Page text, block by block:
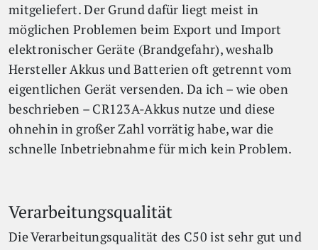
mitgeliefert. Der Grund dafür liegt meist in
möglichen Problemen beim Export und Import
elektronischer Geräte (Brandgefahr), weshalb
Hersteller Akkus und Batterien oft getrennt vom
eigentlichen Gerät versenden. Da ich – wie oben
beschrieben – CR123A-Akkus nutze und diese
ohnehin in großer Zahl vorrätig habe, war die
schnelle Inbetriebnahme für mich kein Problem.
Verarbeitungsqualität
Die Verarbeitungsqualität des C50 ist sehr gut und